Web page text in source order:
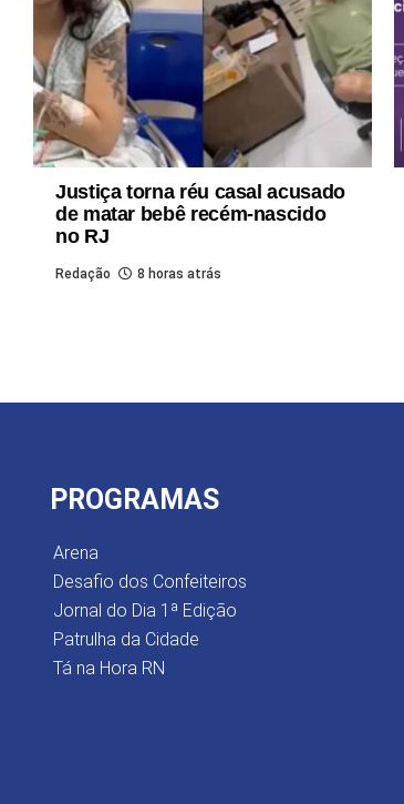
Justiça torna réu casal acusado
de matar bebê recém-nascido
no RJ
Redação 8 horas atrás
PROGRAMAS
Arena
Desafio dos Confeiteiros
Jornal do Dia 1ª Edição
Patrulha da Cidade
Tá na Hora RN